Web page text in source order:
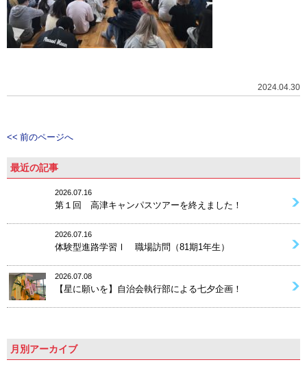
2024.04.30
<< 前のページへ
最近の記事
2026.07.16
第１回 高津キャンパスツアーを終えました！
2026.07.16
体験型進路学習Ⅰ 職場訪問（81期1年生）
2026.07.08
【星に願いを】自治会執行部による七夕企画！
月別アーカイブ